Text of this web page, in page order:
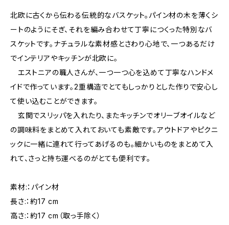
北欧に古くから伝わる伝統的なバスケット。パイン材の木を薄くシ
ートのようにそぎ、それを編み合わせて丁寧につくった特別なバ
スケットです。ナチュラルな素材感とさわり心地で、一つあるだけ
でインテリアやキッチンが北欧に。
エストニアの職人さんが、一つ一つ心を込めて丁寧なハンドメ
イドで作っています。2重構造でとてもしっかりとした作りで安心し
て使い込むことができます。
玄関でスリッパを入れたり、またキッチンでオリーブオイルなど
の調味料をまとめて入れておいても素敵です。アウトドアやピクニ
ックに一緒に連れて行ってあげるのも。細かいものをまとめて入
れて、さっと持ち運べるのがとても便利です。
素材:：パイン材
長さ:：約17 cm
高さ:：約17 cm（取っ手除く）